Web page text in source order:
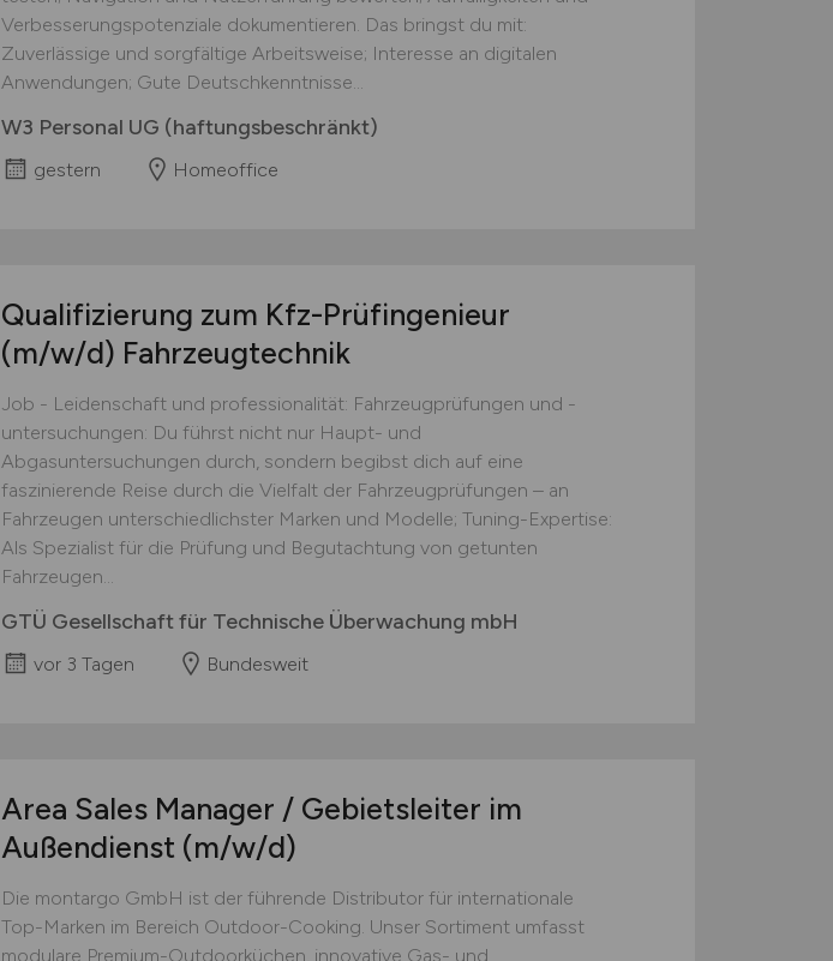
Verbesserungspotenziale dokumentieren. Das bringst du mit:
Zuverlässige und sorgfältige Arbeitsweise; Interesse an digitalen
Anwendungen; Gute Deutschkenntnisse...
W3 Personal UG (haftungsbeschränkt)
gestern Homeoffice
Qualifizierung zum Kfz-Prüfingenieur
(m/w/d) Fahrzeugtechnik
Job - Leidenschaft und professionalität: Fahrzeugprüfungen und -
untersuchungen: Du führst nicht nur Haupt- und
Abgasuntersuchungen durch, sondern begibst dich auf eine
faszinierende Reise durch die Vielfalt der Fahrzeugprüfungen – an
Fahrzeugen unterschiedlichster Marken und Modelle; Tuning-Expertise:
Als Spezialist für die Prüfung und Begutachtung von getunten
Fahrzeugen...
GTÜ Gesellschaft für Technische Überwachung mbH
vor 3 Tagen Bundesweit
Area Sales Manager / Gebietsleiter im
Außendienst (m/w/d)
Die montargo GmbH ist der führende Distributor für internationale
Top-Marken im Bereich Outdoor-Cooking. Unser Sortiment umfasst
modulare Premium-Outdoorküchen, innovative Gas- und